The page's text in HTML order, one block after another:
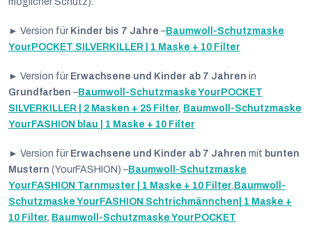
► Version für Kinder bis 7 Jahre –Baumwoll-Schutzmaske
YourPOCKET SILVERKILLER | 1 Maske + 10 Filter
► Version für Erwachsene und Kinder ab 7 Jahren in
Grundfarben –Baumwoll-Schutzmaske YourPOCKET
SILVERKILLER | 2 Masken + 25 Filter, Baumwoll-Schutzmaske
YourFASHION blau | 1 Maske + 10 Filter
► Version für Erwachsene und Kinder ab 7 Jahren mit bunten
Mustern (YourFASHION) –Baumwoll-Schutzmaske
YourFASHION Tarnmuster | 1 Maske + 10 Filter Baumwoll-
Schutzmaske YourFASHION Schtrichmännchen| 1 Maske +
10 Filter, Baumwoll-Schutzmaske YourPOCKET